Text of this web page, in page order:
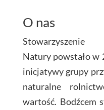
O nas
Stowarzyszenie
Natury powstało w
inicjatywy grupy
naturalne
wartość. Bodźcem